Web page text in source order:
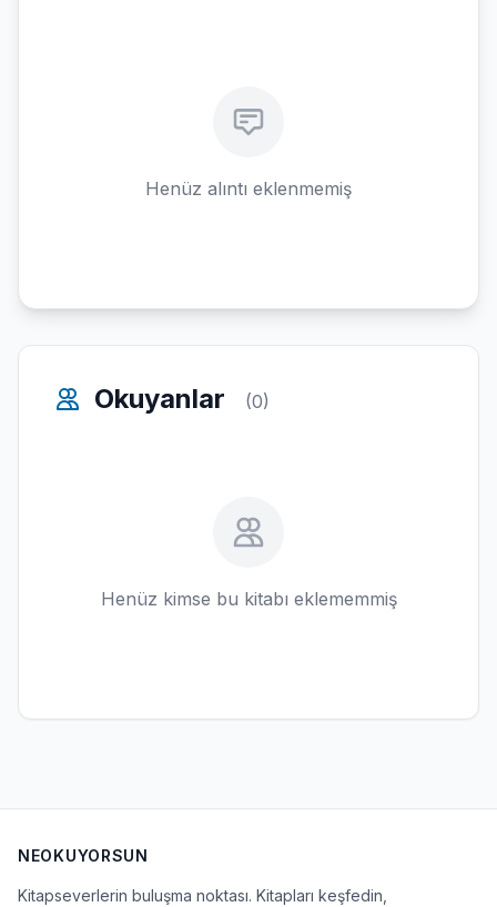
Henüz alıntı eklenmemiş
Okuyanlar (0)
Henüz kimse bu kitabı eklememmiş
NEOKUYORSUN
Kitapseverlerin buluşma noktası. Kitapları keşfedin,